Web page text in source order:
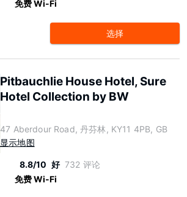
免费 Wi-Fi
选择
Pitbauchlie House Hotel, Sure
Hotel Collection by BW
47 Aberdour Road, 丹芬林, KY11 4PB, GB
显示地图
8.8/10 好 732 评论
免费 Wi-Fi